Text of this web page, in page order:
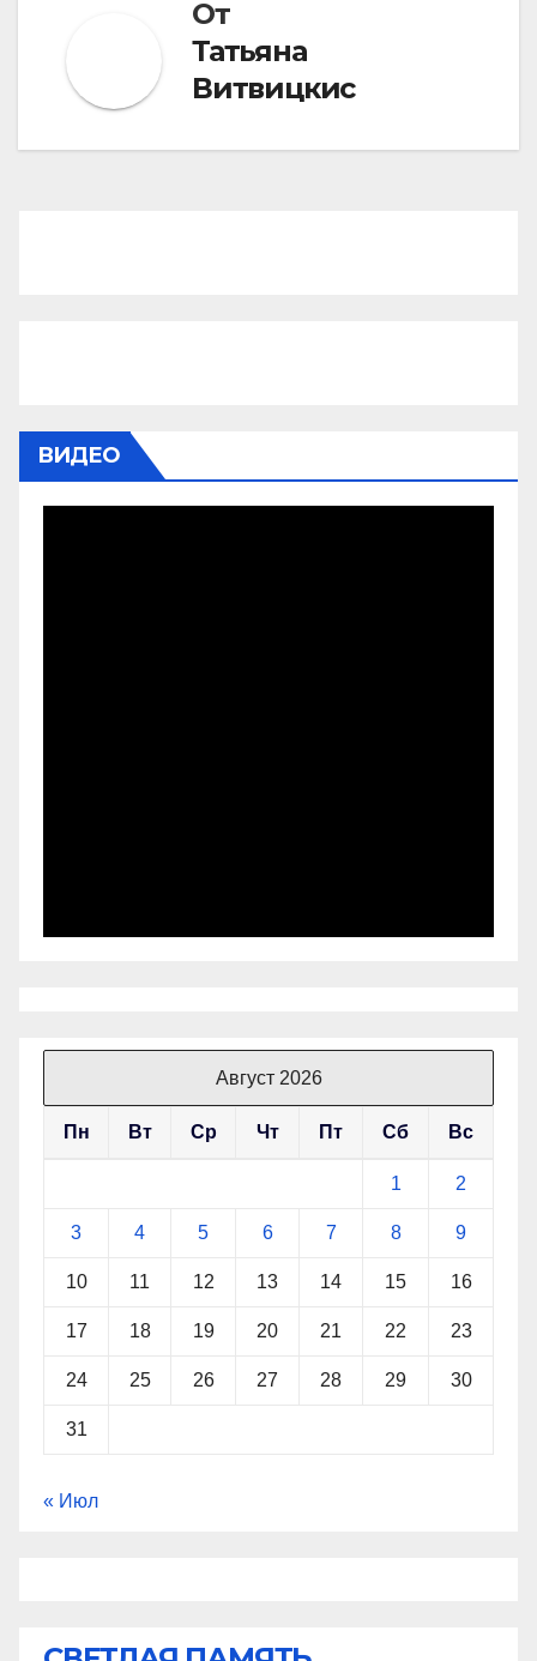
От
Татьяна
Витвицкис
ВИДЕО
Август 2026
Пн Вт Ср Чт Пт Сб Вс
1 2
3 4 5 6 7 8 9
10 11 12 13 14 15 16
17 18 19 20 21 22 23
24 25 26 27 28 29 30
31
« Июл